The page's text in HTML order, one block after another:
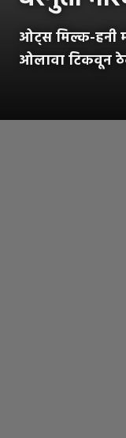
ओट्स मिल्क-हनी
ओलावा टिकवून